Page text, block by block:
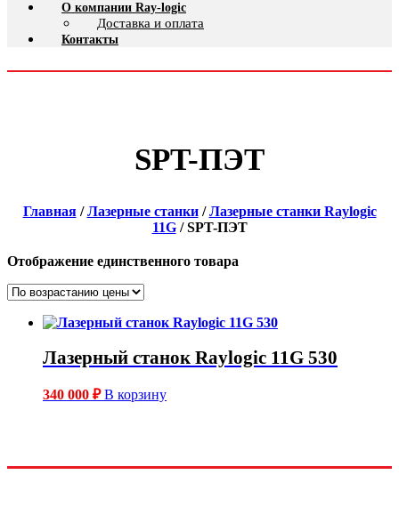
О компании Ray-logic
Доставка и оплата
Контакты
SPT-ПЭТ
Главная/Лазерные станки/Лазерные станки Raylogic
11G/ SPT-ПЭТ
Отображение единственного товара
Лазерный станок Raylogic 11G 530
340 000 ₽ В корзину